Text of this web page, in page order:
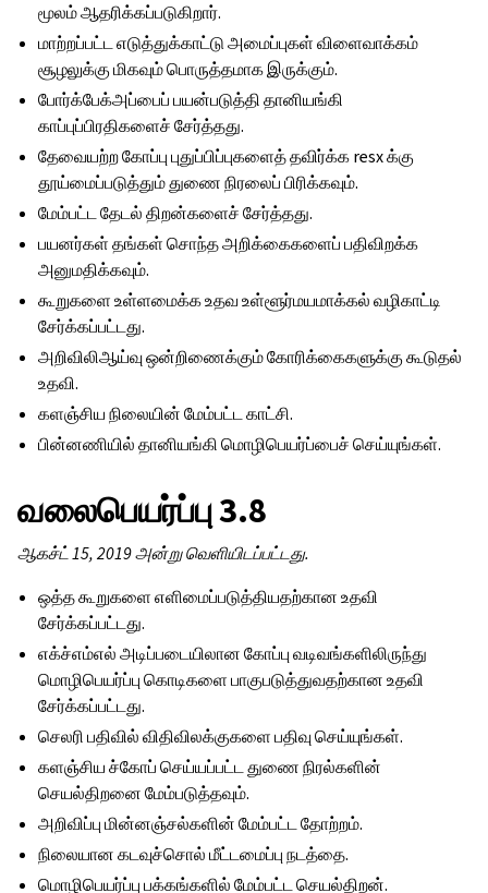
மூலம் ஆதரிக்கப்படுகிறார்.
மாற்றப்பட்ட எடுத்துக்காட்டு அமைப்புகள் விளைவாக்கம்
சூழலுக்கு மிகவும் பொருத்தமாக இருக்கும்.
போர்க்பேக்அப்பைப் பயன்படுத்தி தானியங்கி
காப்புப்பிரதிகளைச் சேர்த்தது.
தேவையற்ற கோப்பு புதுப்பிப்புகளைத் தவிர்க்க resx க்கு
தூய்மைப்படுத்தும் துணை நிரலைப் பிரிக்கவும்.
மேம்பட்ட தேடல் திறன்களைச் சேர்த்தது.
பயனர்கள் தங்கள் சொந்த அறிக்கைகளைப் பதிவிறக்க
அனுமதிக்கவும்.
கூறுகளை உள்ளமைக்க உதவ உள்ளூர்மயமாக்கல் வழிகாட்டி
சேர்க்கப்பட்டது.
அறிவிலிஆய்வு ஒன்றிணைக்கும் கோரிக்கைகளுக்கு கூடுதல்
உதவி.
களஞ்சிய நிலையின் மேம்பட்ட காட்சி.
பின்னணியில் தானியங்கி மொழிபெயர்ப்பைச் செய்யுங்கள்.
வலைபெயர்ப்பு 3.8
ஆகச்ட் 15, 2019 அன்று வெளியிடப்பட்டது.
ஒத்த கூறுகளை எளிமைப்படுத்தியதற்கான உதவி
சேர்க்கப்பட்டது.
எக்ச்எம்எல் அடிப்படையிலான கோப்பு வடிவங்களிலிருந்து
மொழிபெயர்ப்பு கொடிகளை பாகுபடுத்துவதற்கான உதவி
சேர்க்கப்பட்டது.
செலரி பதிவில் விதிவிலக்குகளை பதிவு செய்யுங்கள்.
களஞ்சிய ச்கோப் செய்யப்பட்ட துணை நிரல்களின்
செயல்திறனை மேம்படுத்தவும்.
அறிவிப்பு மின்னஞ்சல்களின் மேம்பட்ட தோற்றம்.
நிலையான கடவுச்சொல் மீட்டமைப்பு நடத்தை.
மொழிபெயர்ப்பு பக்கங்களில் மேம்பட்ட செயல்திறன்.